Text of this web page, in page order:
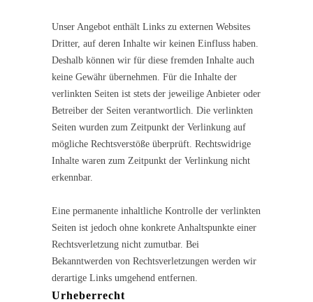
Unser Angebot enthält Links zu externen Websites
Dritter, auf deren Inhalte wir keinen Einfluss haben.
Deshalb können wir für diese fremden Inhalte auch
keine Gewähr übernehmen. Für die Inhalte der
verlinkten Seiten ist stets der jeweilige Anbieter oder
Betreiber der Seiten verantwortlich. Die verlinkten
Seiten wurden zum Zeitpunkt der Verlinkung auf
mögliche Rechtsverstöße überprüft. Rechtswidrige
Inhalte waren zum Zeitpunkt der Verlinkung nicht
erkennbar.
Eine permanente inhaltliche Kontrolle der verlinkten
Seiten ist jedoch ohne konkrete Anhaltspunkte einer
Rechtsverletzung nicht zumutbar. Bei
Bekanntwerden von Rechtsverletzungen werden wir
derartige Links umgehend entfernen.
Urheberrecht